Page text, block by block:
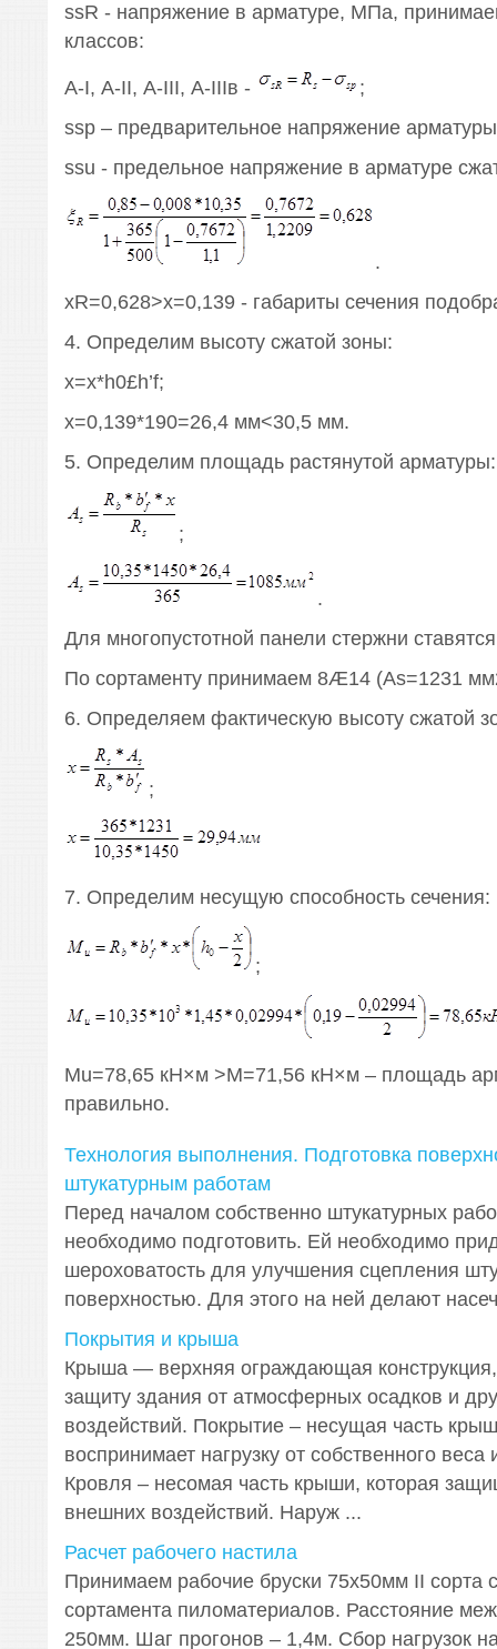
ssR - напряжение в арматуре, МПа,
классов:
А-I, А-II, А-III, А-IIIв -
;
ssp – предварительное напряжение
ssu - предельное напряжение в арматуре
.
xR=0,628>x=0,139 - габариты сечения
4. Определим высоту сжатой зоны:
х=x*h0£h’f;
х=0,139*190=26,4 мм<30,5 мм.
5. Определим площадь растянутой арматуры:
;
.
Для многопустотной панели стержни
По сортаменту принимаем 8Æ14 (As=1231
6. Определяем фактическую высоту сжатой
;
7. Определим несущую способность сечения:
;
Мu=78,65 кН×м >М=71,56 кН×м – площадь
правильно.
Технология выполнения. Подготовка
штукатурным работам
Перед началом собственно штукатурных
необходимо подготовить. Ей необходимо
шероховатость для улучшения сцепления
поверхностью. Для этого на ней делают
Покрытия и крыша
Крыша — верхняя ограждающая
защиту здания от атмосферных осадков и
воздействий. Покрытие – несущая часть
воспринимает нагрузку от собственного веса
Кровля – несомая часть крыши, которая
внешних воздействий. Наруж ...
Расчет рабочего настила
Принимаем рабочие бруски 75х50мм II сорта
сортамента пиломатериалов. Расстояние
250мм. Шаг прогонов – 1,4м. Сбор нагрузок